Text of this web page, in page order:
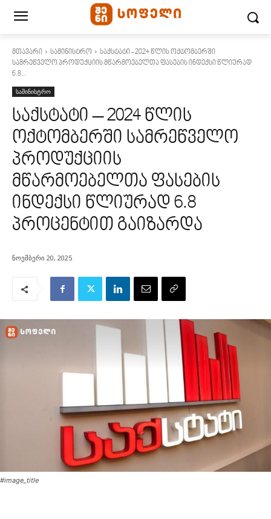
მთავარი სამინისტრო
საქსტატი - 2024 წლის ოქტომბერში
სამრეწველო პროდუქციის მწარმოებელთა ფასების ინდექსი წლიურად
6.8...
სამინისტრო
საქსტატი – 2024 წლის
ოქტომბერში სამრეწველო
პროდუქციის
მწარმოებელთა ფასების
ინდექსი წლიურად 6.8
პროცენტით გაიზარდა
ნოემბერი 20, 2025
#image_title